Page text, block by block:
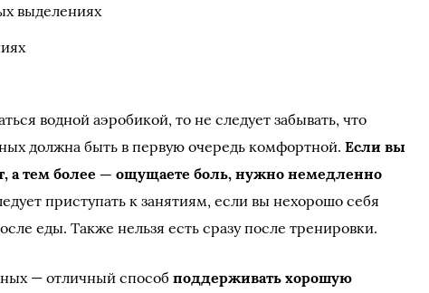
выделениях
водной аэробикой, то не следует забывать, что
должна быть в первую очередь комфортной.Если вы
а тем более — ощущаете боль, нужно немедленно
приступать к занятиям, если вы нехорошо себя
еды. Также нельзя есть сразу после тренировки.
— отличный способподдерживать хорошую